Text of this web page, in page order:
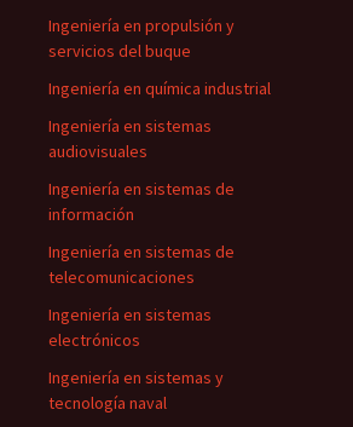
Ingeniería en propulsión y
servicios del buque
Ingeniería en química industrial
Ingeniería en sistemas
audiovisuales
Ingeniería en sistemas de
información
Ingeniería en sistemas de
telecomunicaciones
Ingeniería en sistemas
electrónicos
Ingeniería en sistemas y
tecnología naval